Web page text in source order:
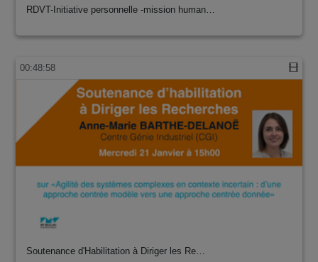
RDVT-Initiative personnelle -mission human…
00:48:58
Soutenance d'Habilitation à Diriger les Re…